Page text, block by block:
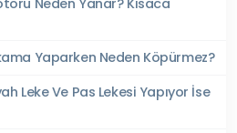
Yaparken Neden Köpürmez?
Leke Ve Pas Lekesi Yapıyor İse